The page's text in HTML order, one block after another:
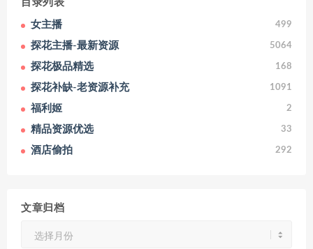
目录列表
女主播 499
探花主播-最新资源 5064
探花极品精选 168
探花补缺-老资源补充 1091
福利姬 2
精品资源优选 33
酒店偷拍 292
文章归档